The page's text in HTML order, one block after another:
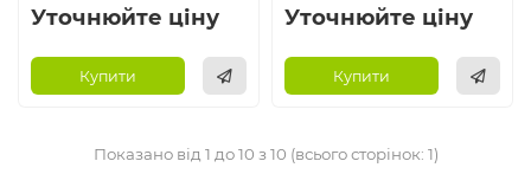
Уточнюйте ціну
Купити
Уточнюйте ціну
Купити
Показано від 1 до 10 з 10 (всього сторінок: 1)